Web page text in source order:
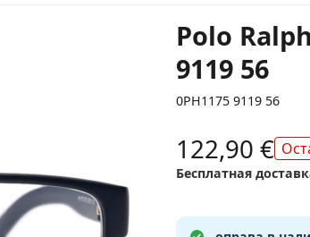
Polo
9119 56
0PH1175 9119 56
122,90 €
Бесплатная